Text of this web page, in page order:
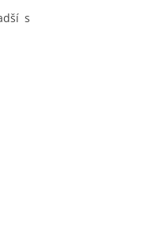
s